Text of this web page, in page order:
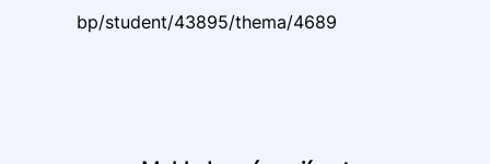
bp/student/43895/thema/4689